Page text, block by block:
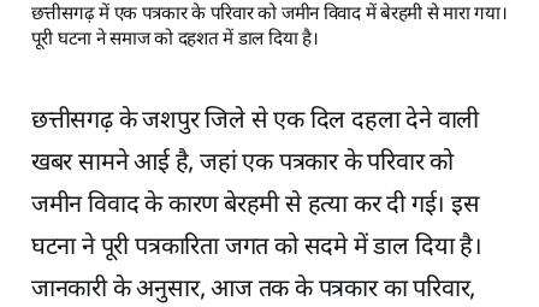
छत्तीसगढ़ में एक पत्रकार के परिवार को जमीन विवाद में बेरहमी से मारा गया।
पूरी घटना ने समाज को दहशत में डाल दिया है।
छत्तीसगढ़ के जशपुर जिले से एक दिल दहला देने वाली
खबर सामने आई है, जहां एक पत्रकार के परिवार को
जमीन विवाद के कारण बेरहमी से हत्या कर दी गई। इस
घटना ने पूरी पत्रकारिता जगत को सदमे में डाल दिया है।
जानकारी के अनुसार, आज तक के पत्रकार का परिवार,